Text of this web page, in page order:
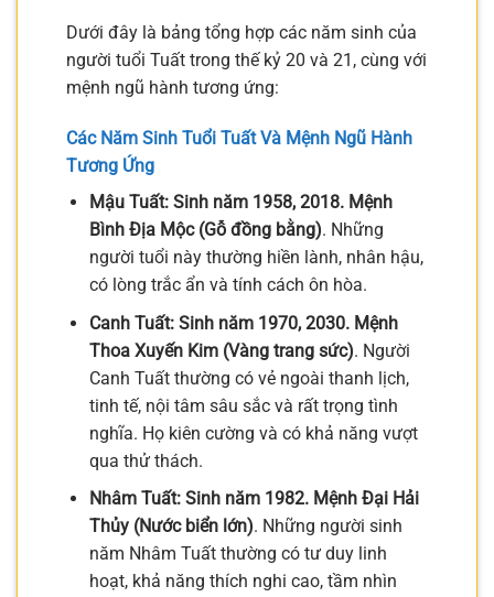
Dưới đây là bảng tổng hợp các năm sinh của
người tuổi Tuất trong thế kỷ 20 và 21, cùng với
mệnh ngũ hành tương ứng:
Các Năm Sinh Tuổi Tuất Và Mệnh Ngũ Hành
Tương Ứng
Mậu Tuất: Sinh năm 1958, 2018. Mệnh
Bình Địa Mộc (Gỗ đồng bằng). Những
người tuổi này thường hiền lành, nhân hậu,
có lòng trắc ẩn và tính cách ôn hòa.
Canh Tuất: Sinh năm 1970, 2030. Mệnh
Thoa Xuyến Kim (Vàng trang sức). Người
Canh Tuất thường có vẻ ngoài thanh lịch,
tinh tế, nội tâm sâu sắc và rất trọng tình
nghĩa. Họ kiên cường và có khả năng vượt
qua thử thách.
Nhâm Tuất: Sinh năm 1982. Mệnh Đại Hải
Thủy (Nước biển lớn). Những người sinh
năm Nhâm Tuất thường có tư duy linh
hoạt, khả năng thích nghi cao, tầm nhìn